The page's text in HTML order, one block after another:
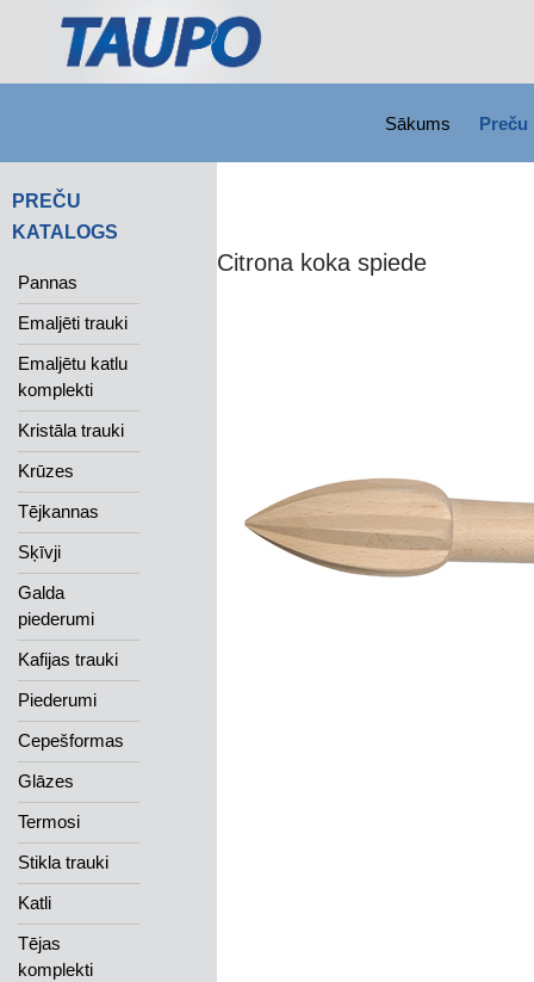
Sākums Preču
Citrona koka spiede
PREČU
KATALOGS
Pannas
Emaljēti trauki
Emaljētu katlu
komplekti
Kristāla trauki
Krūzes
Tējkannas
Sķīvji
Galda
piederumi
Kafijas trauki
Piederumi
Cepešformas
Glāzes
Termosi
Stikla trauki
Katli
Tējas
komplekti